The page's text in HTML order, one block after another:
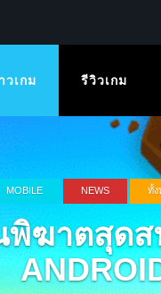
วเกม รีวิวเกม
MOBILE NEWS ทั้ง
ฆาตสุด